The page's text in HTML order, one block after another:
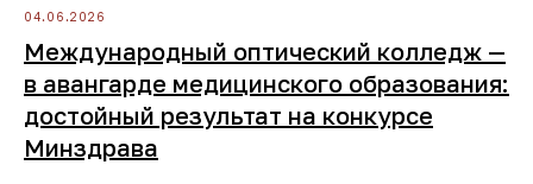
04.06.2026
Международный оптический колледж —
в авангарде медицинского образования:
достойный результат на конкурсе
Минздрава